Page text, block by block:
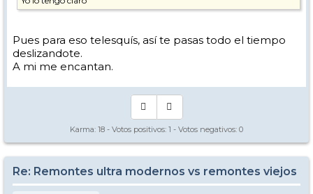
Pues para eso telesquís, así te pasas todo el tiempo
deslizandote.
A mi me encantan.
Karma: 18 - Votos positivos: 1 - Votos negativos: 0
Re: Remontes ultra modernos vs remontes viejos